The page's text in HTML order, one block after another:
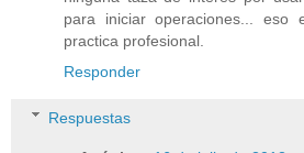
para iniciar operaciones...
practica profesional.
Responder
Respuestas